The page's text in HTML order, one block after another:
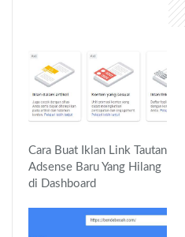
Cara Buat Iklan Link Tautan
Adsense Baru Yang Hilang
di Dashboard